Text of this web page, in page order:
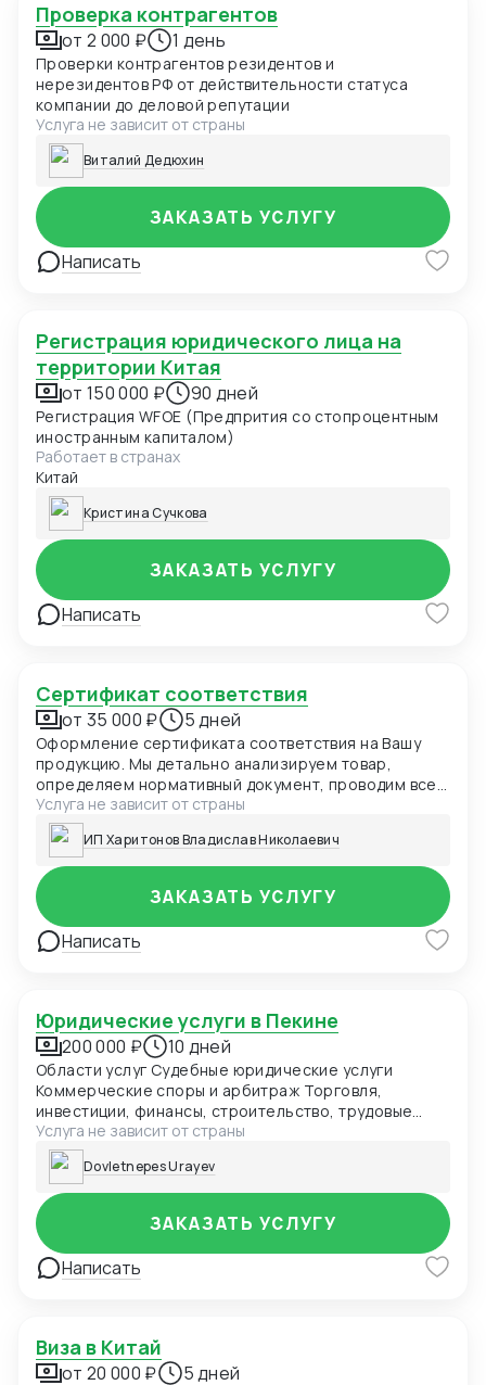
Проверка контрагентов
от 2 000 ₽ 1 день
Проверки контрагентов резидентов и
нерезидентов РФ от действительности статуса
компании до деловой репутации
Услуга не зависит от страны
Виталий Дедюхин
Написать
ЗАКАЗАТЬ УСЛУГУ
Регистрация юридического лица на
территории Китая
от 150 000 ₽ 90 дней
Регистрация WFOE (Предпрития со стопроцентным
иностранным капиталом)
Работает в странах
Китай
Кристина Сучкова
Написать
ЗАКАЗАТЬ УСЛУГУ
Сертификат соответствия
от 35 000 ₽ 5 дней
Оформление сертификата соответствия на Вашу
продукцию. Мы детально анализируем товар,
определяем нормативный документ, проводим все
необходимые процедуры, в том числе выезд на
производство и испытания.
Услуга не зависит от страны
ИП Харитонов Владислав Николаевич
Написать
ЗАКАЗАТЬ УСЛУГУ
Юридические услуги в Пекине
200 000 ₽ 10 дней
Области услуг Судебные юридические услуги
Коммерческие споры и арбитраж Торговля,
инвестиции, финансы, строительство, трудовые
споры Административные споры Государственные
изъятия земель, административные нарушения
Гражданские споры Брак, недвижимость, деликты,
наследство Уголовные дела Преступления
юридических лиц, экономические преступления
Постоянное юридическое сопровождение
Юридические услуги для государственных органов
Юридические услуги для государственных и частных
компаний Юридические услуги для новых и
специальных отраслей Юридические услуги для
обычных коммерческих предприятий
Услуга не зависит от страны
Dovletnepes Urayev
Написать
ЗАКАЗАТЬ УСЛУГУ
Виза в Китай
от 20 000 ₽ 5 дней